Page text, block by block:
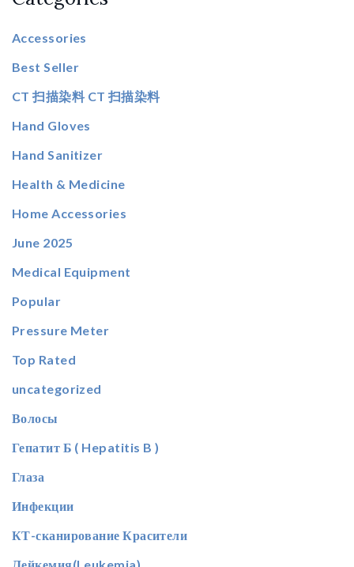
Accessories
Best Seller
CT 扫描染料 CT 扫描染料
Hand Gloves
Hand Sanitizer
Health & Medicine
Home Accessories
June 2025
Medical Equipment
Popular
Pressure Meter
Top Rated
uncategorized
Волосы
Гепатит Б ( Hepatitis B )
Глаза
Инфекции
КТ-сканирование Красители